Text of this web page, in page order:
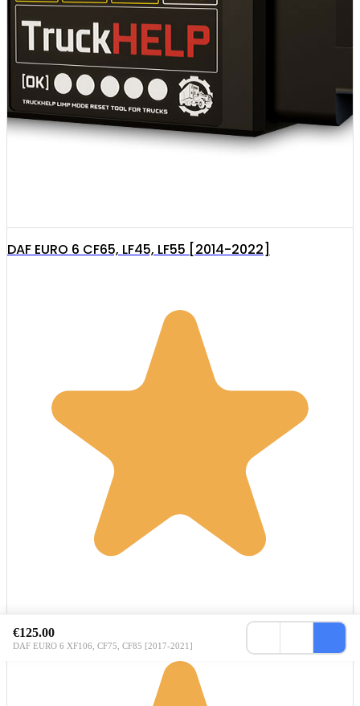
DAF EURO 6 CF65, LF45, LF55 [2014-2022]
€125.00
DAF EURO 6 XF106, CF75, CF85 [2017-2021]